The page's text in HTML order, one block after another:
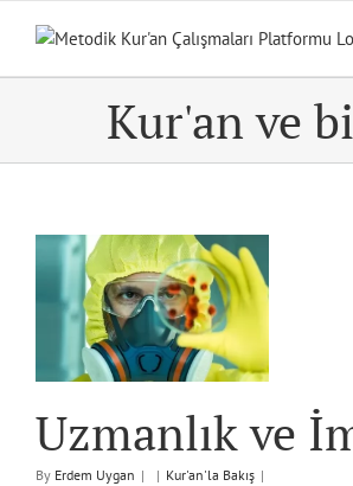
Kur'an ve
Uzmanlık ve
By Erdem Uygan | | Kur'an'la Bakış |